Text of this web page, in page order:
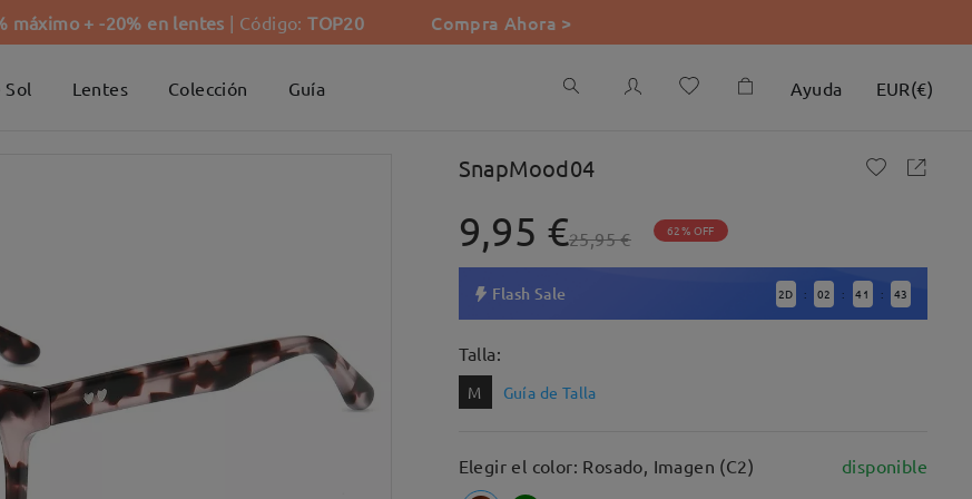
máximo + -20% en lentes | Código:TOP20 Compra Ahora >
Sol Lentes Colección Guía Ayuda EUR(€)
SnapMood04
9,95 €25,95 € 62% OFF
Flash Sale 2D : 02 : 41 : 42
Talla:
M Guía de Talla
Elegir el color: Rosado, Imagen (C2) disponible